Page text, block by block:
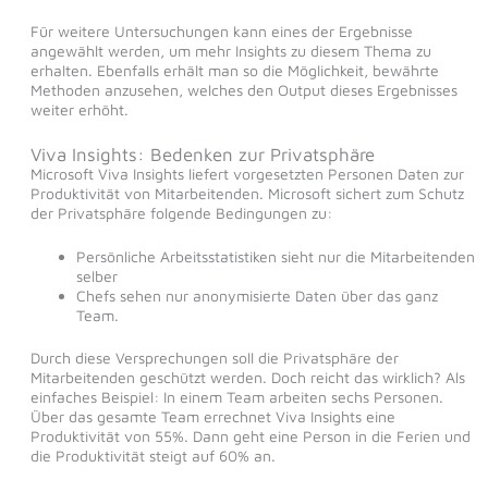
Für weitere Untersuchungen kann eines der Ergebnisse
angewählt werden, um mehr Insights zu diesem Thema zu
erhalten. Ebenfalls erhält man so die Möglichkeit, bewährte
Methoden anzusehen, welches den Output dieses Ergebnisses
weiter erhöht.
Viva Insights: Bedenken zur Privatsphäre
Microsoft Viva Insights liefert vorgesetzten Personen Daten zur
Produktivität von Mitarbeitenden. Microsoft sichert zum Schutz
der Privatsphäre folgende Bedingungen zu:
Persönliche Arbeitsstatistiken sieht nur die Mitarbeitenden
selber
Chefs sehen nur anonymisierte Daten über das ganz
Team.
Durch diese Versprechungen soll die Privatsphäre der
Mitarbeitenden geschützt werden. Doch reicht das wirklich? Als
einfaches Beispiel: In einem Team arbeiten sechs Personen.
Über das gesamte Team errechnet Viva Insights eine
Produktivität von 55%. Dann geht eine Person in die Ferien und
die Produktivität steigt auf 60% an.